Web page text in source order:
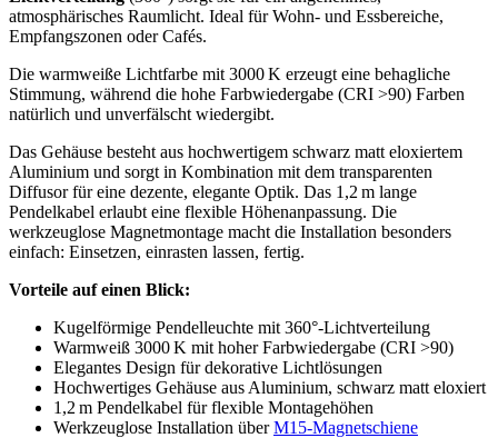
atmosphärisches Raumlicht. Ideal für Wohn- und Essbereiche,
Empfangszonen oder Cafés.
Die warmweiße Lichtfarbe mit 3000 K erzeugt eine behagliche
Stimmung, während die hohe Farbwiedergabe (CRI >90) Farben
natürlich und unverfälscht wiedergibt.
Das Gehäuse besteht aus hochwertigem schwarz matt eloxiertem
Aluminium und sorgt in Kombination mit dem transparenten
Diffusor für eine dezente, elegante Optik. Das 1,2 m lange
Pendelkabel erlaubt eine flexible Höhenanpassung. Die
werkzeuglose Magnetmontage macht die Installation besonders
einfach: Einsetzen, einrasten lassen, fertig.
Vorteile auf einen Blick:
Kugelförmige Pendelleuchte mit 360°-Lichtverteilung
Warmweiß 3000 K mit hoher Farbwiedergabe (CRI >90)
Elegantes Design für dekorative Lichtlösungen
Hochwertiges Gehäuse aus Aluminium, schwarz matt eloxiert
1,2 m Pendelkabel für flexible Montagehöhen
Werkzeuglose Installation überM15-Magnetschiene